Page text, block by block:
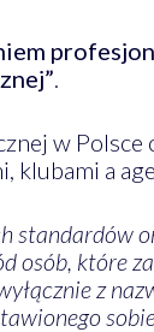
.
w
klubami a
standardów
osób, które
z